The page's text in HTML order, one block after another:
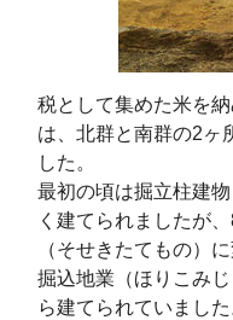
税として集めた米を
は、北群と南群の2ヶ
した。
最初の頃は掘立柱建
く建てられましたが
（そせきたてもの）
掘込地業（ほりこみ
ら建てられていました